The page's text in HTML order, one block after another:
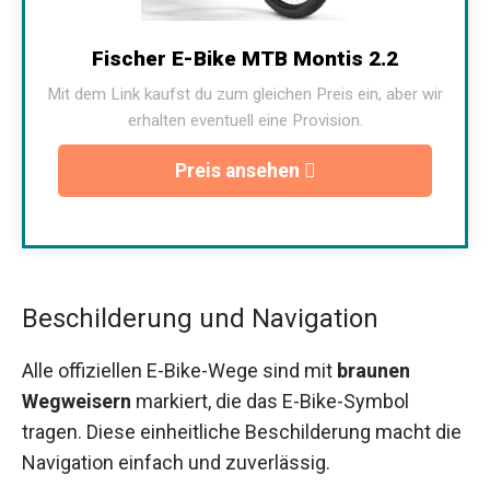
Fischer E-Bike MTB Montis 2.2
Mit dem Link kaufst du zum gleichen Preis ein, aber wir
erhalten eventuell eine Provision.
Preis ansehen
Beschilderung und Navigation
Alle offiziellen E-Bike-Wege sind mit braunen
Wegweisern markiert, die das E-Bike-Symbol
tragen. Diese einheitliche Beschilderung macht die
Navigation einfach und zuverlässig.